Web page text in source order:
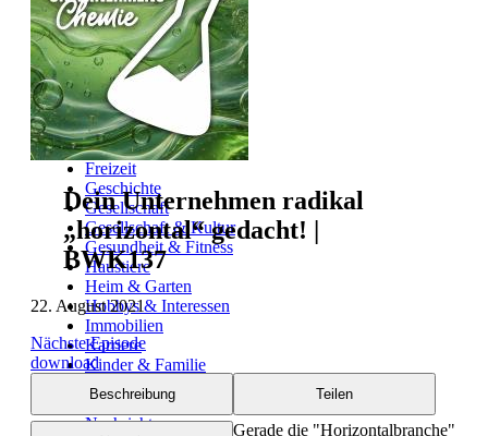
Alle Podcasts
Automobil
Bildung
Business
Comedy
Essen & Trinken
Familie & Elternschaft
Fiktion
Freizeit
Geschichte
Gesellschaft
Gesellschaft & Kultur
Gesundheit & Fitness
Haustiere
Heim & Garten
Hobbys & Interessen
Immobilien
Karriere
Kinder & Familie
Kunst & Unterhaltung
Musik
Nachrichten
Dein Unternehmen radikal
„horizontal“ gedacht! |
BWK137
22. August 2021
Nächste Episode
download
Beschreibung Teilen
Gerade die "Horizontalbranche"